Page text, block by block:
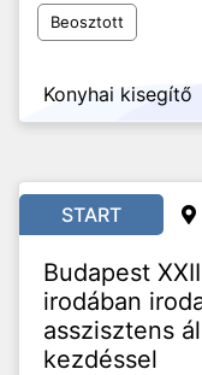
Beosztott
Konyhai kisegítő
START
Budapest
irodában
asszisztens
kezdéssel